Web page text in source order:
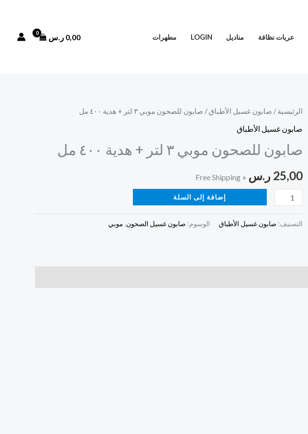
عربات نظافة مناديل LOGIN مطهرات 0,00 ر.س
الرئيسية/ صابون غسيل الأطباق/ صابون للصحون موبي ٣ لتر + هدية ٤٠٠ مل
صابون غسيل الأطباق
صابون للصحون موبي ٣ لتر + هدية ٤٠٠ مل
25,00 ر.س + Free Shipping
كمية
صابون
موبي
لتر
٤٠٠
إضافة إلى السلة
التصنيف: صابون غسيل الأطباق الوسوم: صابون غسيل الصحون, موبي